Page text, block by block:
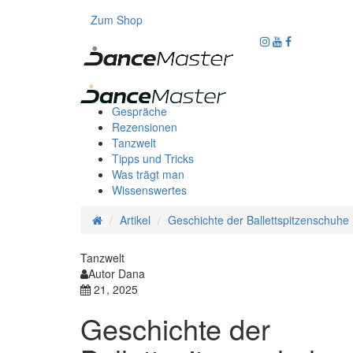
Zum Shop
Gespräche
Rezensionen
Tanzwelt
Tipps und Tricks
Was trägt man
Wissenswertes
Artikel
Geschichte der Ballettspitzenschuhe
Tanzwelt
Autor Dana
21, 2025
Geschichte der